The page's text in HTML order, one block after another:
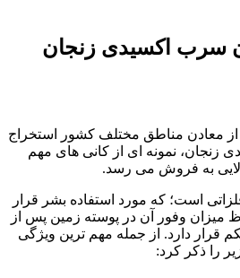
اکسیدی زنجان
معادن مناطق مختلف کشور استخراج
زنجان، نمونه ای از کانی های مهم
به فروش می رسد.
است؛ که مورد استفاده بشر قرار
میزان وفور آن در پوسته زمین پس از
دارد. از جمله مهم ترین ویژگی
را ذکر کرد: